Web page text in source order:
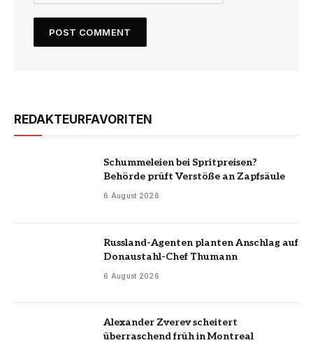
REDAKTEURFAVORITEN
Schummeleien bei Spritpreisen?
Behörde prüft Verstöße an Zapfsäule
6 August 2026
Russland-Agenten planten Anschlag auf
Donaustahl-Chef Thumann
6 August 2026
Alexander Zverev scheitert
überraschend früh in Montreal